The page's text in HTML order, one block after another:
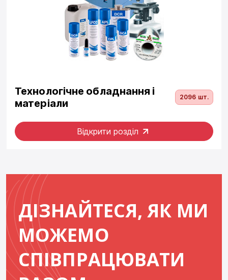
Технологічне обладнання і
матеріали
2096 шт.
Відкрити розділ
ДІЗНАЙТЕСЯ, ЯК МИ
МОЖЕМО
СПІВПРАЦЮВАТИ